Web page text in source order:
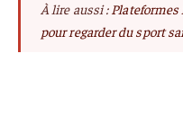
À lire aussi : Plateformes
pour regarder du sport